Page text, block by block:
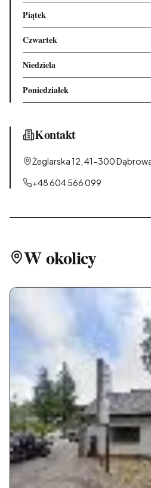
Piątek
Czwartek
Niedziela
Poniedziałek
Kontakt
Żeglarska 12, 41-300
+48 604 566 099
W okolicy